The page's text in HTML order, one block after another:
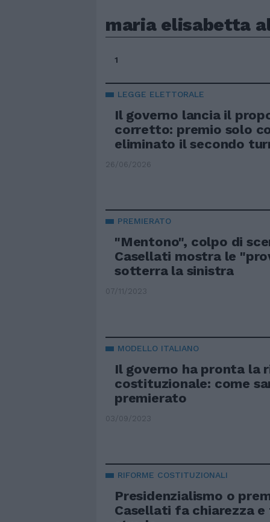
maria elisabetta
1
LEGGE ELETTORALE
Il governo lancia il
corretto: premio solo
eliminato il secondo
26/06/2026
PREMIERATO
"Mentono", colpo di
Casellati mostra le
sotterra la sinistra
07/11/2023
MODELLO ITALIANO
Il governo ha pronta la
costituzionale: come
premierato
03/09/2023
RIFORME COSTITUZIONALI
Presidenzialismo o
Casellati fa chiarezza